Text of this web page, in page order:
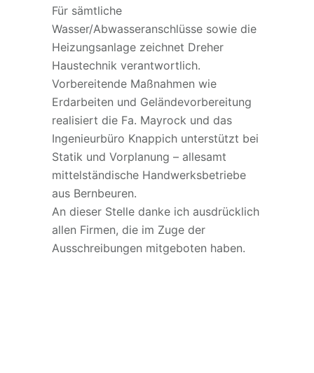
Für sämtliche
Wasser/Abwasseranschlüsse sowie die
Heizungsanlage zeichnet Dreher
Haustechnik verantwortlich.
Vorbereitende Maßnahmen wie
Erdarbeiten und Geländevorbereitung
realisiert die Fa. Mayrock und das
Ingenieurbüro Knappich unterstützt bei
Statik und Vorplanung – allesamt
mittelständische Handwerksbetriebe
aus Bernbeuren.
An dieser Stelle danke ich ausdrücklich
allen Firmen, die im Zuge der
Ausschreibungen mitgeboten haben.